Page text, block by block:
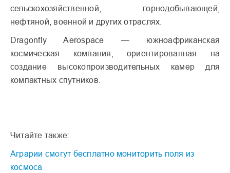
сельскохозяйственной, горнодобывающей,
нефтяной, военной и других отраслях.
Dragonfly Aerospace — южноафриканская
космическая компания, ориентированная на
создание высокопроизводительных камер для
компактных спутников.
Читайте также:
Аграрии смогут бесплатно мониторить поля из
космоса